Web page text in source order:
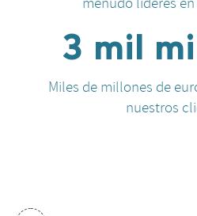
menudo líderes
3 mil
Miles de millones de
nuestros